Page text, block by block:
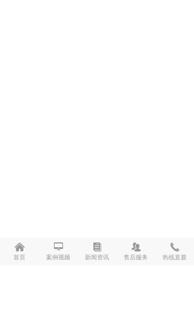
낀
首页
넡
案例视频
뀴
新闻资讯
뀡
售后服务
끅
热线直拨